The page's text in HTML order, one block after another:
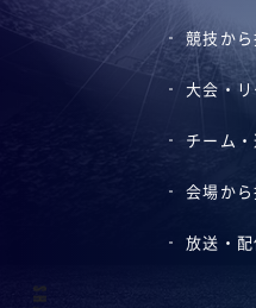
競技か
大会・
チーム
会場か
放送・